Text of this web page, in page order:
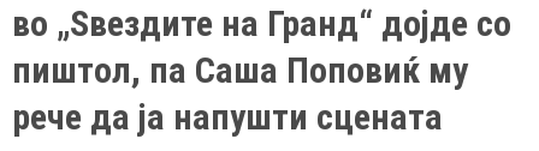
на
со
најголемите
хитови
во „Ѕвездите на Гранд“ дојде со
пиштол, па Саша Поповиќ му
рече да ја напушти сцената